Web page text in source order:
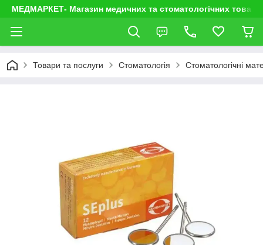
МЕДМАРКЕТ- Магазин медичних та стоматологічних
Товари та послуги Стоматологія Стоматологічні